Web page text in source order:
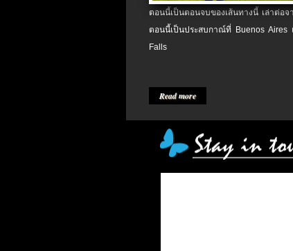
ตอนนี้เป็นตอนจบของเส้นทางนี้ เล่าต่อ
ตอนนี้เป็นประสบกาณ์ที่ Buenos Aires
Falls
Read more